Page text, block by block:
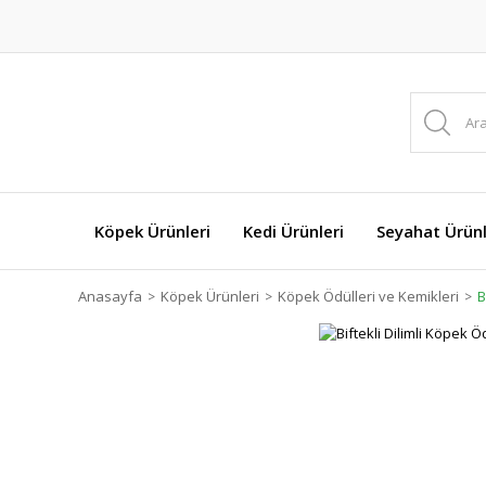
Köpek Ürünleri Kedi Ürünleri Seyahat
Anasayfa Köpek Ürünleri Köpek Ödülleri ve Kemikleri